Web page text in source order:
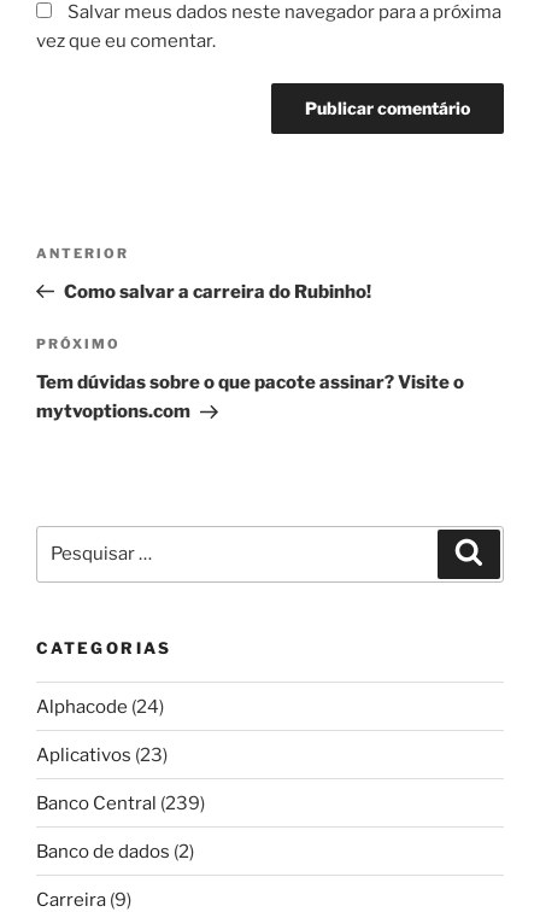
Salvar meus dados neste navegador para a próxima
vez que eu comentar.
Post
Post
anterior
ANTERIOR
Como salvar a carreira do Rubinho!
Próximo
post
PRÓXIMO
Tem dúvidas sobre o que pacote assinar? Visite o
mytvoptions.com
por:
CATEGORIAS
Alphacode (24)
Aplicativos (23)
Banco Central (239)
Banco de dados (2)
Carreira (9)